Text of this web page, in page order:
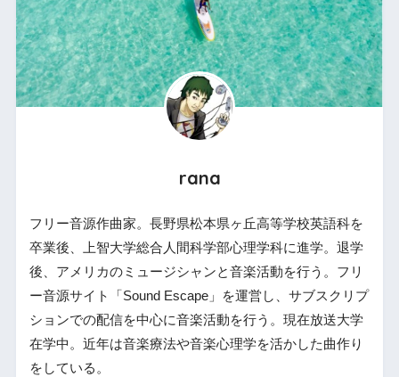
rana
フリー音源作曲家。長野県松本県ヶ丘高等学校英語科を
卒業後、上智大学総合人間科学部心理学科に進学。退学
後、アメリカのミュージシャンと音楽活動を行う。フリ
ー音源サイト「Sound Escape」を運営し、サブスクリプ
ションでの配信を中心に音楽活動を行う。現在放送大学
在学中。近年は音楽療法や音楽心理学を活かした曲作り
をしている。